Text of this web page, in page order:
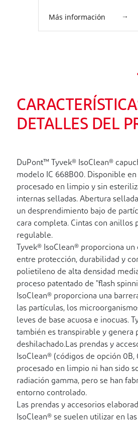
Más información
DETALLES DEL
DuPont™ Tyvek® IsoClean®
modelo IC 668B00. Disponible en
procesado en limpio y sin
internas selladas. Abertura
un desprendimiento bajo de
cara completa. Cintas con anillos
regulable.
Tyvek® IsoClean® proporciona
entre protección, durabilidad y
polietileno de alta densidad
proceso patentado de "flash
IsoClean® proporciona una
las partículas, los
leves de base acuosa e inocuas.
también es transpirable y genera
deshilachado.Las prendas y
IsoClean® (códigos de opción 0B,
procesado en limpio ni han sido
radiación gamma, pero se han
entorno controlado.
Las prendas y accesorios
IsoClean® se suelen utilizar en